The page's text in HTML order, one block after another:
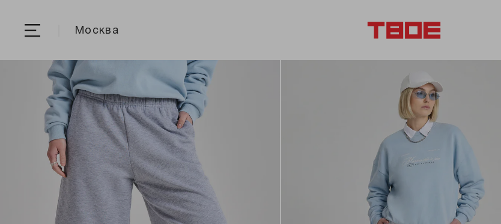
Москва